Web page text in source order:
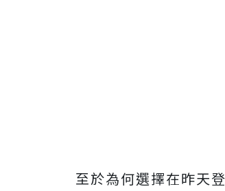
至於為何選擇在昨天